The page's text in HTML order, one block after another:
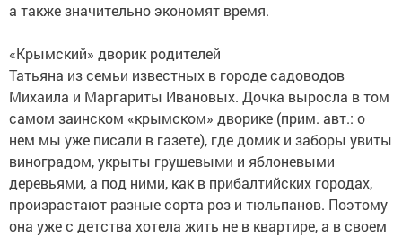
а также значительно экономят время.
«Крымский» дворик родителей
Татьяна из семьи известных в городе садоводов
Михаила и Маргариты Ивановых. Дочка выросла в том
самом заинском «крымском» дворике (прим. авт.: о
нем мы уже писали в газете), где домик и заборы увиты
виноградом, укрыты грушевыми и яблоневыми
деревьями, а под ними, как в прибалтийских городах,
произрастают разные сорта роз и тюльпанов. Поэтому
она уже с детства хотела жить не в квартире, а в своем